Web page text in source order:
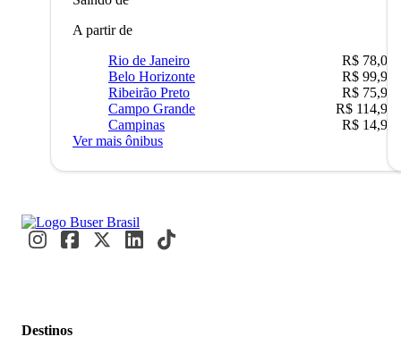
A partir de
Rio de Janeiro
R$ 78,02
Belo Horizonte
R$ 99,95
Ribeirão Preto
R$ 75,90
Campo Grande
R$ 114,90
Campinas
R$ 14,90
Ver mais ônibus
Destinos